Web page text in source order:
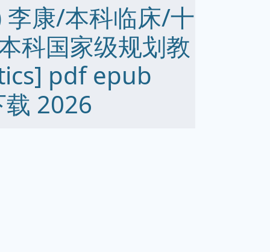
李康/本科临床/十
科国家级规划教
pdf epub
2026